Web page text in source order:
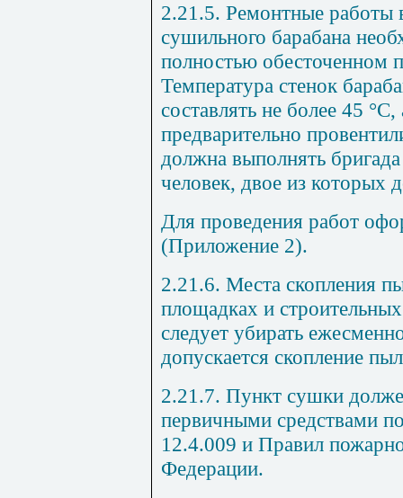
2.21.5. Ремонтные работы
сушильного барабана
полностью обесточенном
Температура стенок
составлять не более 45
предварительно
должна выполнять
человек, двое из которых
Для проведения работ
(Приложение 2).
2.21.6. Места скопления
площадках и
следует убирать
допускается скопление
2.21.7. Пункт сушки
первичными средствами
12.4.009 и Правил
Федерации.